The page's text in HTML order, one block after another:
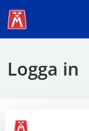
Logga in
För att